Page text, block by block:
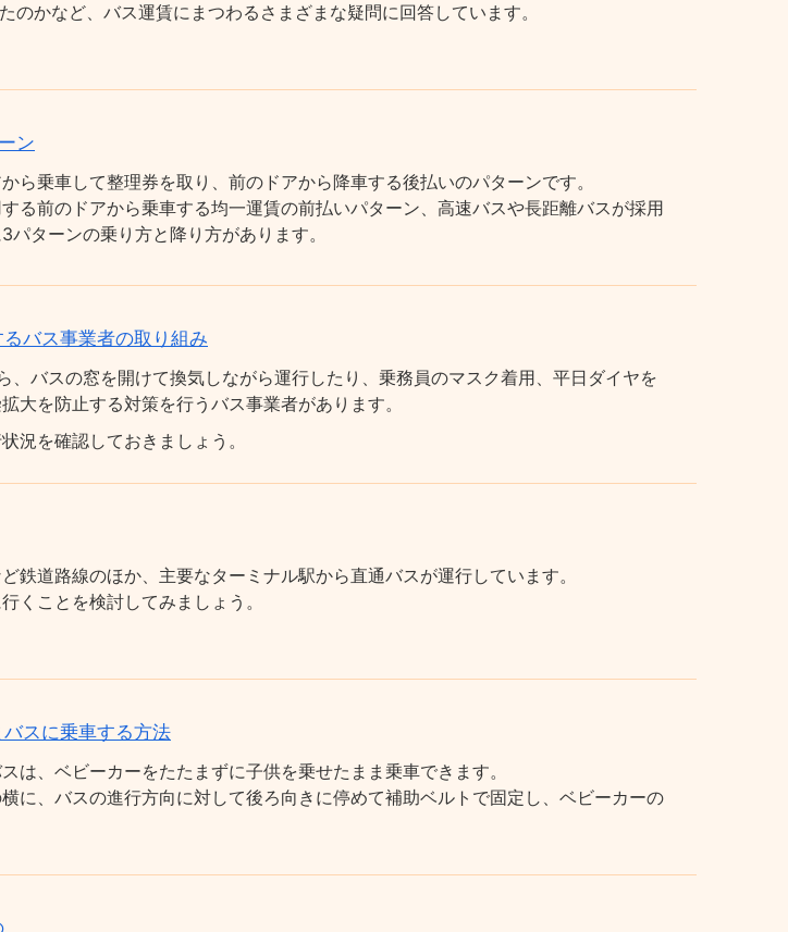
のかなど、バス運賃にまつわるさまざまな疑問に回答しています。
ン
ら乗車して整理券を取り、前のドアから降車する後払いのパターンです。
る前のドアから乗車する均一運賃の前払いパターン、高速バスや長距離バスが採用
ターンの乗り方と降り方があります。
バス事業者の取り組み
、バスの窓を開けて換気しながら運行したり、乗務員のマスク着用、平日ダイヤを
大を防止する対策を行うバス事業者があります。
況を確認しておきましょう。
鉄道路線のほか、主要なターミナル駅から直通バスが運行しています。
くことを検討してみましょう。
スに乗車する方法
は、ベビーカーをたたまずに子供を乗せたまま乗車できます。
に、バスの進行方向に対して後ろ向きに停めて補助ベルトで固定し、ベビーカーの